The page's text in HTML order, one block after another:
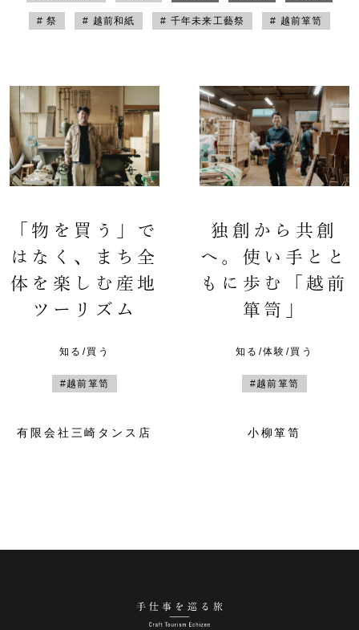
# 祭 # 越前和紙 # 千年未来工藝祭 # 越前箪笥
「物を買う」で
はなく、まち全
体を楽しむ産地
ツーリズム
知る/買う
#越前箪笥
有限会社三崎タンス店
独創から共創
へ。使い手とと
もに歩む「越前
箪笥」
知る/体験/買う
#越前箪笥
小柳箪笥